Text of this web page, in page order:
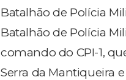
Batalhão de Polícia
Batalhão de Polícia
comando do CPI-1,
Serra da Mantiqueira